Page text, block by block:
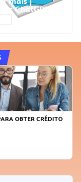
ChatGPT
OBTER CRÉDITO